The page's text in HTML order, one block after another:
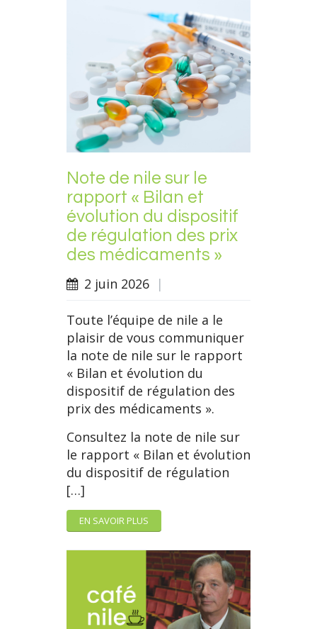
Note de nile sur le
rapport « Bilan et
évolution du dispositif
de régulation des prix
des médicaments »
2 juin 2026 |
Toute l’équipe de nile a le
plaisir de vous communiquer
la note de nile sur le rapport
« Bilan et évolution du
dispositif de régulation des
prix des médicaments ».
Consultez la note de nile sur
le rapport « Bilan et évolution
du dispositif de régulation
[…]
EN SAVOIR PLUS